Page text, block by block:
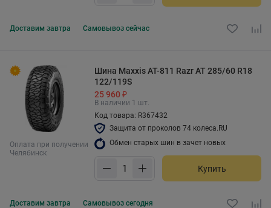
Доставим завтра Самовывоз сейчас
Оплата при получении
Челябинск
Шина Maxxis AT-811 Razr AT 285/60 R18
122/119S
25 960 ₽
В наличии 1 шт.
Код товара: R367432
Защита от проколов 74 колеса.RU
Обмен старых шин в зачет новых
Купить
Доставим завтра Самовывоз сегодня